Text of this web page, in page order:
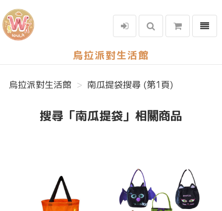
烏拉派對生活館
選單
烏拉派對生活館 南瓜提袋搜尋 (第1頁)
搜尋「南瓜提袋」相關商品